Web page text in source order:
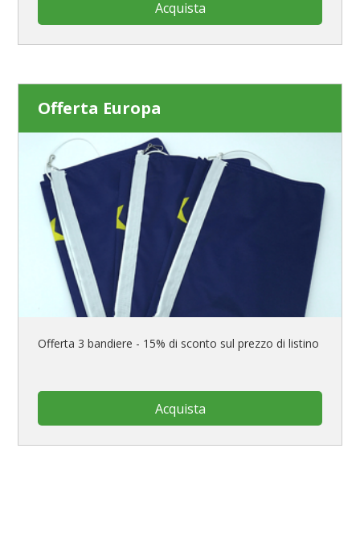
Acquista
Offerta Europa
Offerta 3 bandiere - 15% di sconto sul prezzo di listino
Acquista